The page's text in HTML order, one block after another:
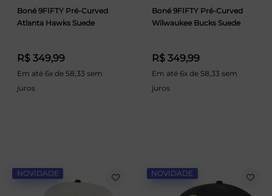
Boné 9FIFTY Pré-Curved
Atlanta Hawks Suede
R$ 349,99
Em até 6x de 58,33 sem
juros
Boné 9FIFTY Pré-Curved
Wilwaukee Bucks Suede
R$ 349,99
Em até 6x de 58,33 sem
juros
NOVIDADE NOVIDADE